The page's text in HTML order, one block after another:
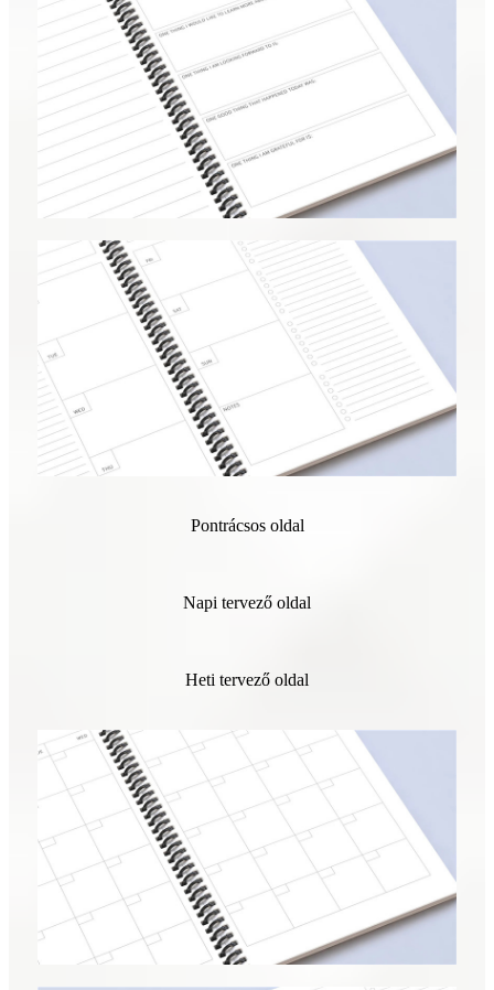
Pontrácsos oldal
Napi tervező oldal
Heti tervező oldal